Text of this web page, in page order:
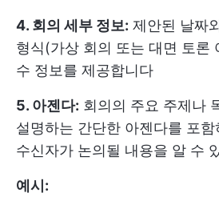
4. 회의 세부 정보: 제안된 날짜
형식(가상 회의 또는 대면 토론
수 정보를 제공합니다
5. 아젠다: 회의의 주요 주제나
설명하는 간단한 아젠다를 포
수신자가 논의될 내용을 알 수
예시: